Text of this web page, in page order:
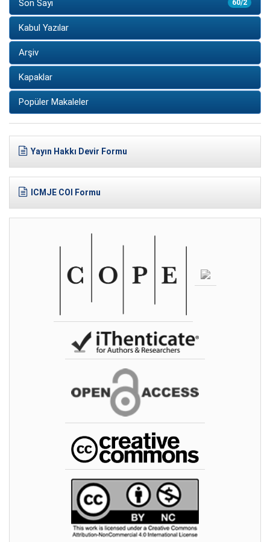
60/2
Son Sayı
Kabul Yazılar
Arşiv
Kapaklar
Popüler Makaleler
Yayın Hakkı Devir Formu
ICMJE COI Formu